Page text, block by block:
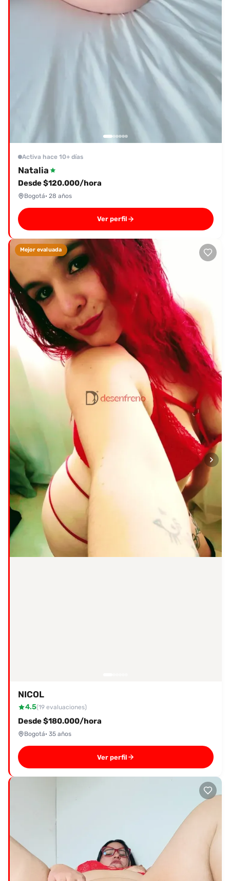
Activa hace 10+ días
Natalia
Desde $120.000/hora
Bogotá· 28 años
Ver perfil
Mejor evaluada
NICOL
4.5(19 evaluaciones)
Desde $180.000/hora
Bogotá· 35 años
Ver perfil